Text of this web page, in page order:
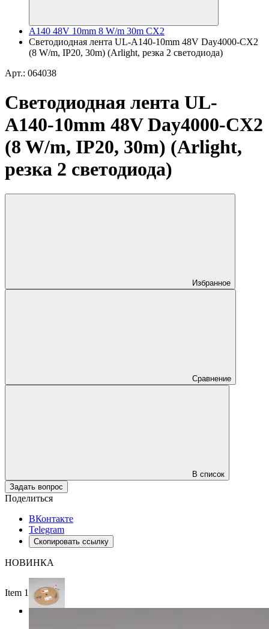
A140 48V 10mm 8 W/m 30m CX2
Светодиодная лента UL-A140-10mm 48V Day4000-CX2
(8 W/m, IP20, 30m) (Arlight, резка 2 светодиода)
Арт.: 064038
Светодиодная лента UL-
A140-10mm 48V Day4000-CX2
(8 W/m, IP20, 30m) (Arlight,
резка 2 светодиода)
Избранное
Сравнение
В список
Задать вопрос
Поделиться
ВКонтакте
Telegram
Скопировать ссылку
НОВИНКА
Item 1 of 3